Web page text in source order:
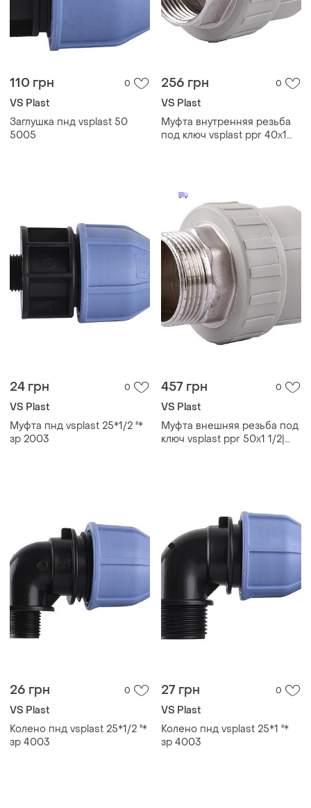
110 грн 0
VS Plast
Заглушка пнд vsplast 50
5005
256 грн 0
VS Plast
Муфта внутренняя резьба
под ключ vsplast ppr 40х1
24 грн 0
VS Plast
Муфта пнд vsplast 25*1/2 ''*
зр 2003
457 грн 0
VS Plast
Муфта внешняя резьба под
ключ vsplast ppr 50x1 1/2|
26 грн 0
VS Plast
Колено пнд vsplast 25*1/2 ''*
зр 4003
27 грн 0
VS Plast
Колено пнд vsplast 25*1 ''*
зр 4003